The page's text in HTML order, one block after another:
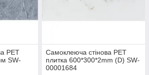
PET
SW-
Самоклеюча стінова PET
плитка 600*300*2mm (D) SW-
00001684